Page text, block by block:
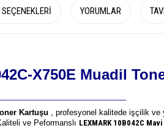
YORUMLAR
X750E Muadil
Kartuşu , profesyonel kalitede işçilik ve
ve Peformanslı LEXMARK 10B042C